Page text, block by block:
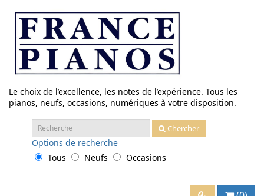
contenu
Le choix de l’excellence, les notes de l’expérience. Tous les
pianos, neufs, occasions, numériques à votre disposition.
Recherche
:
Chercher
Options de recherche
Tous
Neufs Occasions